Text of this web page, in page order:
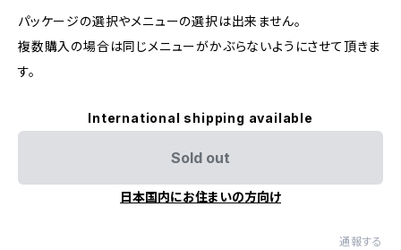
パッケージの選択やメニューの選択は出来ません。
複数購入の場合は同じメニューがかぶらないようにさせて頂きま
す。
International shipping available
Sold out
日本国内にお住まいの方向け
通報する